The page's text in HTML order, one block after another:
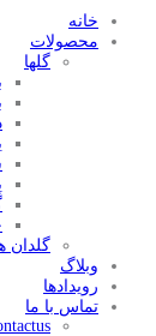
خانه
محصولات
گلها
گلدان
وبلاگ
رویدادها
تماس با ما